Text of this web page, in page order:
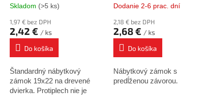
Skladom (>5 ks)
1,97 € bez DPH
2,42 € / ks
Do košíka
Štandardný nábytkový
zámok 19x22 na drevené
dvierka. Protiplech nie je
Dodanie 2-6 prac. dní
2,18 € bez DPH
2,68 € / ks
Do košíka
Nábytkový zámok s
predĺženou závorou.